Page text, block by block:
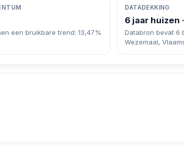
een bruikbare trend: 13,47%
DATADEKKING
6 jaar huizen
Databron bevat 6
Wezemaal,